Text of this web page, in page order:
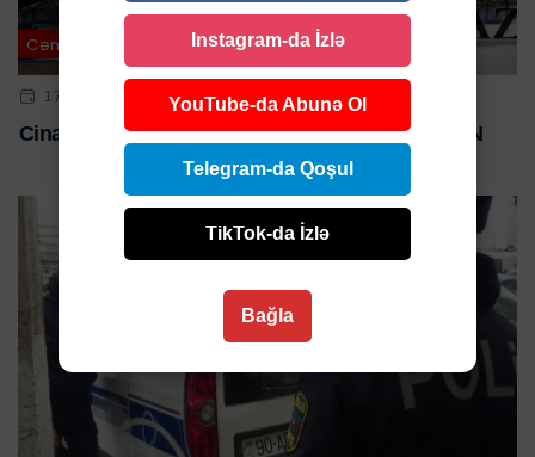
Cəmiyyət / Ölkə
17 IYN 2024 | 11:37
Cinayətdə şübhəli bilinən 53 nəfər saxlanılıb - DİN
Instagram-da İzlə
YouTube-da Abunə Ol
Telegram-da Qoşul
TikTok-da İzlə
Bağla